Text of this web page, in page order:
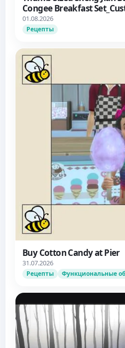
Congee Breakfast
01.08.2026
Рецепты
Buy Cotton Candy at Pier
31.07.2026
Рецепты Функциональные